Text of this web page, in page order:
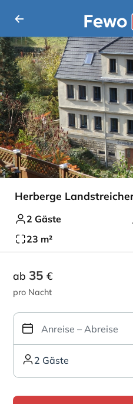
Herberge
2 Gäste
23 m²
ab 35 €
pro Nacht
2 Gäste